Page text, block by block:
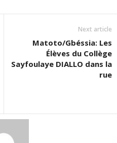
Next article
Matoto/Gbéssia: Les
Élèves du Collège
Sayfoulaye DIALLO dans la
rue